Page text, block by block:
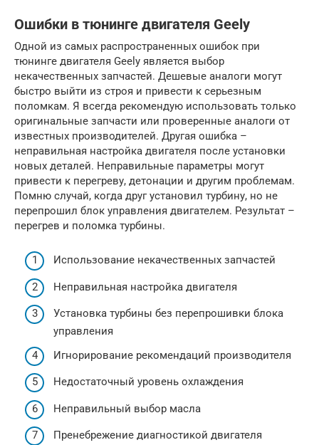
Ошибки в тюнинге двигателя Geely
Одной из самых распространенных ошибок при
тюнинге двигателя Geely является выбор
некачественных запчастей. Дешевые аналоги могут
быстро выйти из строя и привести к серьезным
поломкам. Я всегда рекомендую использовать только
оригинальные запчасти или проверенные аналоги от
известных производителей. Другая ошибка –
неправильная настройка двигателя после установки
новых деталей. Неправильные параметры могут
привести к перегреву, детонации и другим проблемам.
Помню случай, когда друг установил турбину, но не
перепрошил блок управления двигателем. Результат –
перегрев и поломка турбины.
Использование некачественных запчастей
Неправильная настройка двигателя
Установка турбины без перепрошивки блока
управления
Игнорирование рекомендаций производителя
Недостаточный уровень охлаждения
Неправильный выбор масла
Пренебрежение диагностикой двигателя